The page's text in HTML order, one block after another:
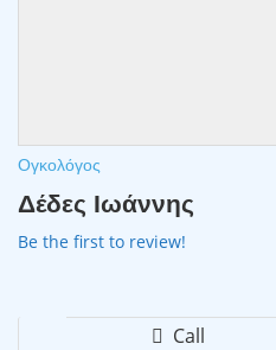
Ογκολόγος
Δέδες Ιωάννης
Be the first to review!
Call